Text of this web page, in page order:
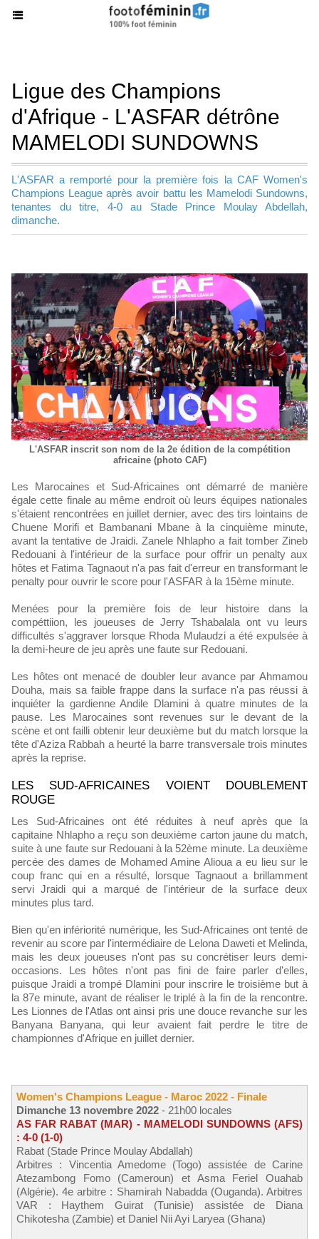
Ligue des Champions
d'Afrique - L'ASFAR détrône
MAMELODI SUNDOWNS
L'ASFAR a remporté pour la première fois la CAF Women's
Champions League après avoir battu les Mamelodi Sundowns,
tenantes du titre, 4-0 au Stade Prince Moulay Abdellah,
dimanche.
L'ASFAR inscrit son nom de la 2e édition de la compétition
africaine (photo CAF)
Les Marocaines et Sud-Africaines ont démarré de manière
égale cette finale au même endroit où leurs équipes nationales
s'étaient rencontrées en juillet dernier, avec des tirs lointains de
Chuene Morifi et Bambanani Mbane à la cinquième minute,
avant la tentative de Jraidi. Zanele Nhlapho a fait tomber Zineb
Redouani à l'intérieur de la surface pour offrir un penalty aux
hôtes et Fatima Tagnaout n'a pas fait d'erreur en transformant le
penalty pour ouvrir le score pour l'ASFAR à la 15ème minute.
Menées pour la première fois de leur histoire dans la
compéttiion, les joueuses de Jerry Tshabalala ont vu leurs
difficultés s'aggraver lorsque Rhoda Mulaudzi a été expulsée à
la demi-heure de jeu après une faute sur Redouani.
Les hôtes ont menacé de doubler leur avance par Ahmamou
Douha, mais sa faible frappe dans la surface n'a pas réussi à
inquiéter la gardienne Andile Dlamini à quatre minutes de la
pause. Les Marocaines sont revenues sur le devant de la
scène et ont failli obtenir leur deuxième but du match lorsque la
tête d'Aziza Rabbah a heurté la barre transversale trois minutes
après la reprise.
LES SUD-AFRICAINES VOIENT DOUBLEMENT
ROUGE
Les Sud-Africaines ont été réduites à neuf après que la
capitaine Nhlapho a reçu son deuxième carton jaune du match,
suite à une faute sur Redouani à la 52ème minute. La deuxième
percée des dames de Mohamed Amine Alioua a eu lieu sur le
coup franc qui en a résulté, lorsque Tagnaout a brillamment
servi Jraidi qui a marqué de l'intérieur de la surface deux
minutes plus tard.
Bien qu'en infériorité numérique, les Sud-Africaines ont tenté de
revenir au score par l'intermédiaire de Lelona Daweti et Melinda,
mais les deux joueuses n'ont pas su concrétiser leurs demi-
occasions. Les hôtes n'ont pas fini de faire parler d'elles,
puisque Jraidi a trompé Dlamini pour inscrire le troisième but à
la 87e minute, avant de réaliser le triplé à la fin de la rencontre.
Les Lionnes de l'Atlas ont ainsi pris une douce revanche sur les
Banyana Banyana, qui leur avaient fait perdre le titre de
championnes d'Afrique en juillet dernier.
Women's Champions League - Maroc 2022 - Finale
Dimanche 13 novembre 2022 - 21h00 locales
AS FAR RABAT (MAR) - MAMELODI SUNDOWNS (AFS)
: 4-0 (1-0)
Rabat (Stade Prince Moulay Abdallah)
Arbitres : Vincentia Amedome (Togo) assistée de Carine
Atezambong Fomo (Cameroun) et Asma Feriel Ouahab
(Algérie). 4e arbitre : Shamirah Nabadda (Ouganda). Arbitres
VAR : Haythem Guirat (Tunisie) assistée de Diana
Chikotesha (Zambie) et Daniel Nii Ayi Laryea (Ghana)